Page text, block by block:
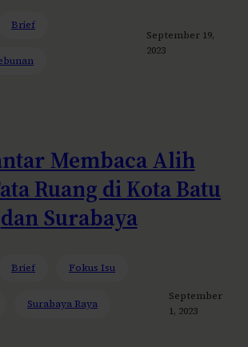
Brief
September 19,
2023
Membaca Alih
Ruang di Kota Batu
dan Surabaya
Brief Fokus Isu
Surabaya Raya
September
1, 2023